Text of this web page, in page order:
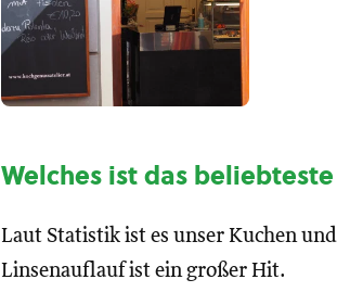
Welches ist das
Laut Statistik ist es unser Kuchen
Linsenauflauf ist ein großer Hit.